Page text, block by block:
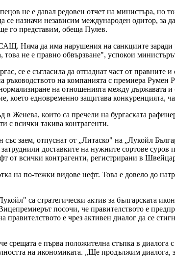
не е давал редовен отчет на министъра, но
назначи независим международен одитор, за
го представим, обеща Пулев.
Няма да има нарушения на санкциите заради
не е правно обвързване", успокои
се е съгласила да отпаднат част от правните
на компанията с премиера Румен
на отношенията между държавата
едновременно защитава конкуренцията,
Женева, които са пречели на бургаската
с всички такива контрагенти.
заем, отпуснат от „Литаско" на „Лукойл
доставките на нужните сортове суров
от всички контрагенти, регистрирани в
на по-тежки видове нефт. Това е довело до
са стратегически актив за българската
посочи, че правителството е
е чрез активен диалог да се
е първа положителна стъпка в диалога
на икономиката. „Ще продължим